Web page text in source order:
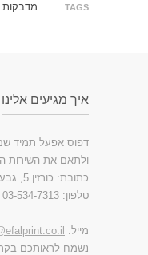
TAGS מדבקות
איך מגיעים אלינו
דפוס אפעל תמיד
ולתאם את השירות
כתובת: כורזין 5, גבעתיים, 53583
טלפון: 03-534-7313
מייל:
נשמח לראותכם